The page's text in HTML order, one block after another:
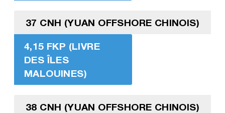
37 CNH (YUAN OFFSHORE CHINOIS)
4,15 FKP (LIVRE
DES ÎLES
MALOUINES)
38 CNH (YUAN OFFSHORE CHINOIS)